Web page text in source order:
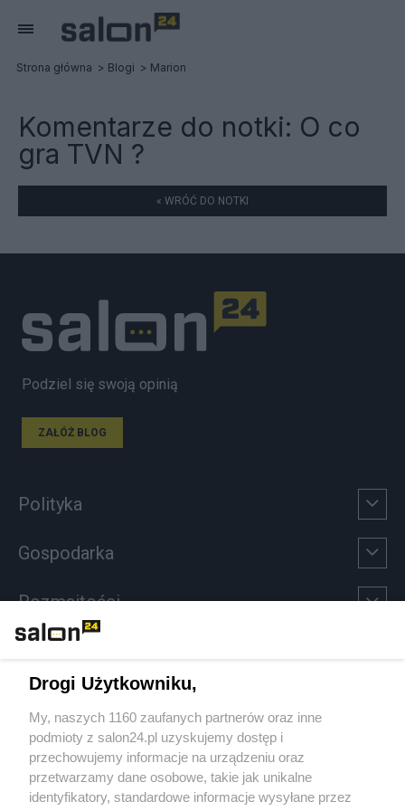
Strona główna Blogi Marion
Komentarze do notki: O co
gra TVN ?
« WRÓĆ DO NOTKI
Podziel się swoją opinią
ZAŁÓŻ BLOG
Polityka
Gospodarka
Rozmaitości
Sport
Społeczeństwo
Kultura
Drogi Użytkowniku,
My, naszych 1160 zaufanych partnerów oraz inne
podmioty z salon24.pl uzyskujemy dostęp i
przechowujemy informacje na urządzeniu oraz
przetwarzamy dane osobowe, takie jak unikalne
identyfikatory, standardowe informacje wysyłane przez